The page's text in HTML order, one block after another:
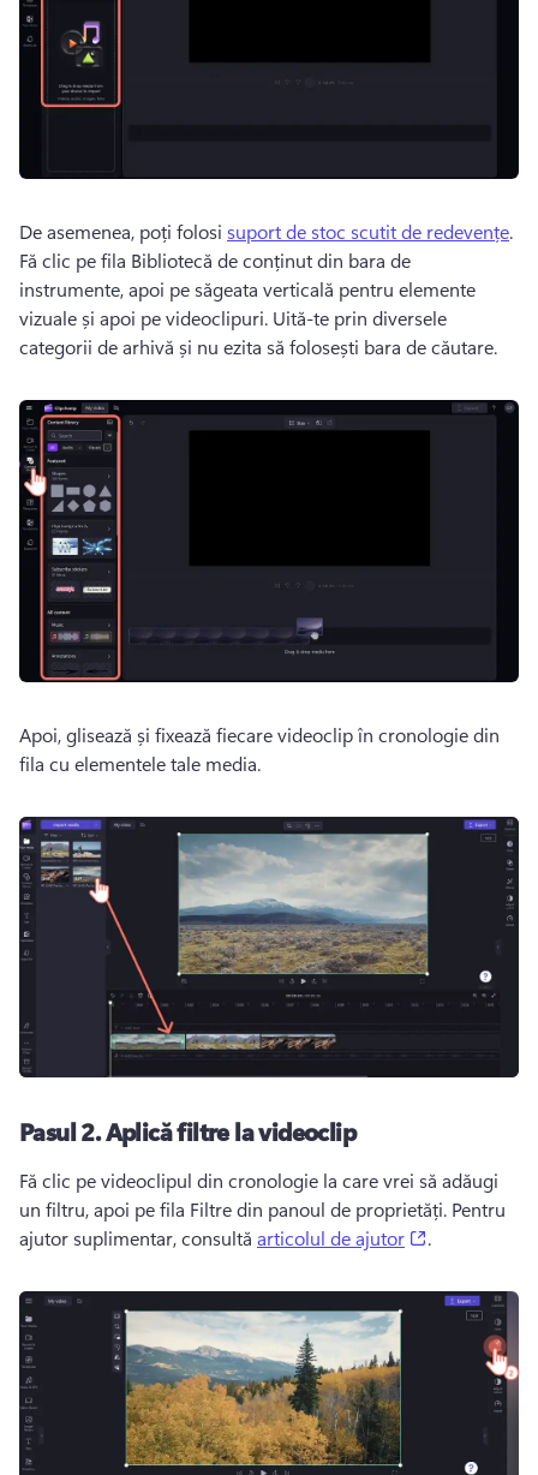
De asemenea, poți folosi suport de stoc scutit de redevențe.
Fă clic pe fila Bibliotecă de conținut din bara de
instrumente, apoi pe săgeata verticală pentru elemente
vizuale și apoi pe videoclipuri. Uită-te prin diversele
categorii de arhivă și nu ezita să folosești bara de căutare.
Apoi, glisează și fixează fiecare videoclip în cronologie din
fila cu elementele tale media.
Pasul 2. Aplică filtre la videoclip
Fă clic pe videoclipul din cronologie la care vrei să adăugi
un filtru, apoi pe fila Filtre din panoul de proprietăți. Pentru
ajutor suplimentar, consultă articolul de ajutor .